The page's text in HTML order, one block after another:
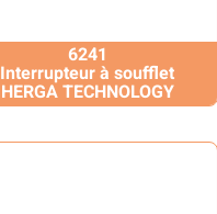
6241
Interrupteur à soufflet
HERGA TECHNOLOGY